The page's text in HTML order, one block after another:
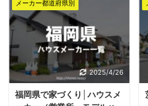
紹介します。 県内で施工
をお考えの方は是非参考
にしてみてください。 ハ
ウスメーカーとの打ち合
わせは、基本的に営業所
かモデルハウス（住宅展
示場含め）の中で行うの
メーカー都道府県別
2025/4/26
福岡県で家づくり│ハウスメ